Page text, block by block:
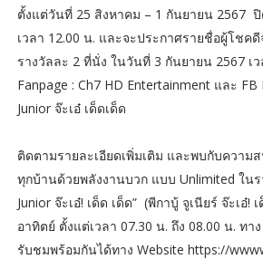
ตั้งแต่วันที่ 25 สิงหาคม – 1 กันยายน 2567
เวลา 12.00 น. และจะประกาศรายชื่อผู้โชค
รางวัลละ 2 ที่นั่ง ในวันที่ 3 กันยายน 2567 เ
Fanpage : Ch7 HD Entertainment และ FB
Junior จ๊ะเอ๋ เด็ดเด็ด
ติดตามรายละเอียดเพิ่มเติม และพบกับความ
ทุกบ้านด้วยพลังงานบวก แบบ Unlimited ในร
Junior จ๊ะเอ๋! เด็ด เด็ด” (พีกาบู้ จูเนียร์ จ๊ะเอ๋!
อาทิตย์ ตั้งแต่เวลา 07.30 น. ถึง 08.00 น. ทา
รับชมพร้อมกันได้ทาง Website https://